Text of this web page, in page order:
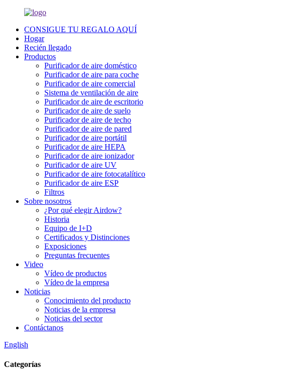
CONSIGUE TU REGALO AQUÍ
Hogar
Recién llegado
Productos
Purificador de aire doméstico
Purificador de aire para coche
Purificador de aire comercial
Sistema de ventilación de aire
Purificador de aire de escritorio
Purificador de aire de suelo
Purificador de aire de techo
Purificador de aire de pared
Purificador de aire portátil
Purificador de aire HEPA
Purificador de aire ionizador
Purificador de aire UV
Purificador de aire fotocatalítico
Purificador de aire ESP
Filtros
Sobre nosotros
¿Por qué elegir Airdow?
Historia
Equipo de I+D
Certificados y Distinciones
Exposiciones
Preguntas frecuentes
Video
Vídeo de productos
Vídeo de la empresa
Noticias
Conocimiento del producto
Noticias de la empresa
Noticias del sector
Contáctanos
English
Categorías